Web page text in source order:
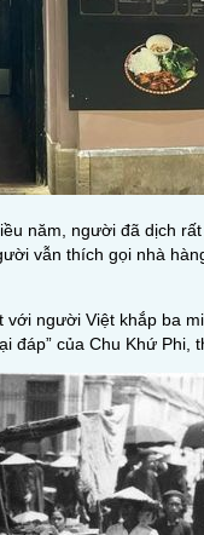
năm, người đã dịch
vẫn thích gọi nhà
người Việt khắp ba
đáp” của Chu Khứ